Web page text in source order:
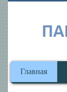
Главная